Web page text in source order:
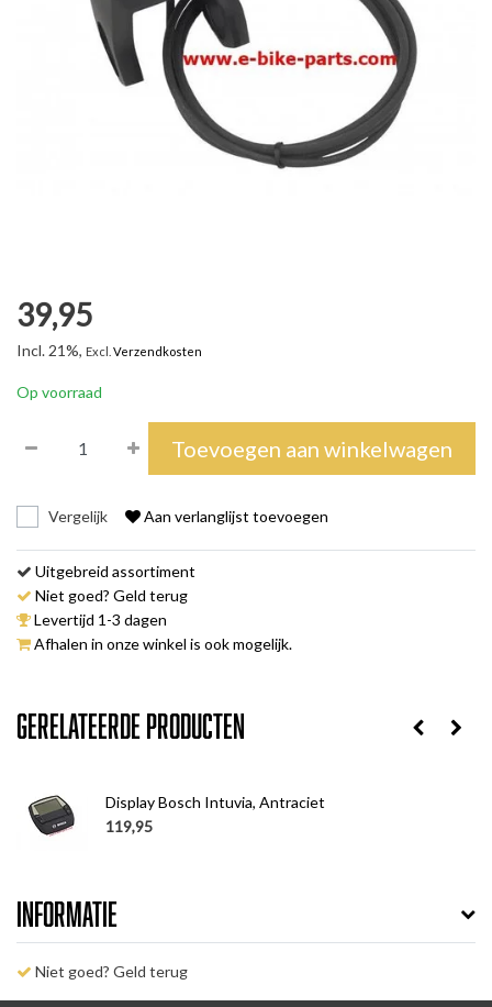
39,95
Incl. 21%, Excl. Verzendkosten
Op voorraad
Toevoegen aan winkelwagen
Vergelijk Aan verlanglijst toevoegen
Uitgebreid assortiment
Niet goed? Geld terug
Levertijd 1-3 dagen
Afhalen in onze winkel is ook mogelijk.
Gerelateerde producten
Display Bosch Intuvia, Antraciet
119,95
Informatie
Niet goed? Geld terug